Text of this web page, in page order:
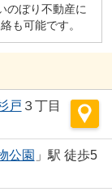
のぼり不動産に
も可能です。
戸 ３丁目
公園 」駅 徒歩5